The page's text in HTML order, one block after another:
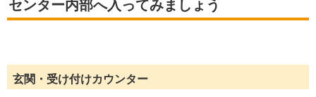
センター内部へ入ってみましょう
玄関・受け付けカウンター